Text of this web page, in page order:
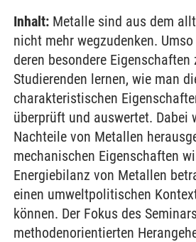
Inhalt: Metalle sind aus dem
nicht mehr wegzudenken.
deren besondere Eigenschaften
Studierenden lernen, wie man
charakteristischen
überprüft und auswertet. Dabei
Nachteile von Metallen
mechanischen Eigenschaften
Energiebilanz von Metallen
einen umweltpolitischen
können. Der Fokus des
methodenorientierten